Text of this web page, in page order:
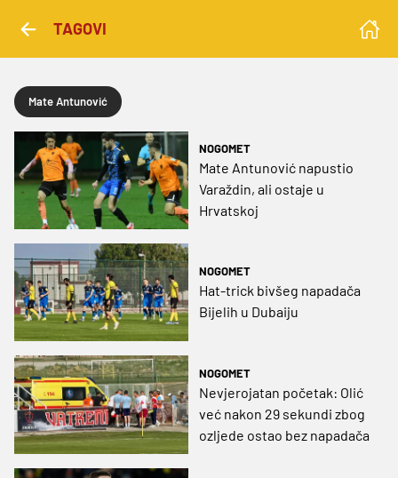
TAGOVI
Mate Antunović
NOGOMET
Mate Antunović napustio
Varaždin, ali ostaje u
Hrvatskoj
NOGOMET
Hat-trick bivšeg napadača
Bijelih u Dubaiju
NOGOMET
Nevjerojatan početak: Olić
već nakon 29 sekundi zbog
ozljede ostao bez napadača